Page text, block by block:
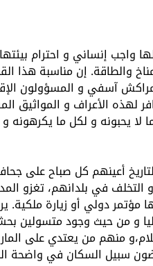
واجب إنساني و احترام
والطاقة. إن مناسبة هذا
آسفي و المسؤولون
الأعراف و المواثيق
يحبونه و لكل ما يكرهونه
أعينهم كل صباح على
التخلف في بلدانهم، تغزو
دولي أو زيارة ملكية.
و من حيث وجود متسولين
منهم من يعتدي على
سبيل السكان في واضحة